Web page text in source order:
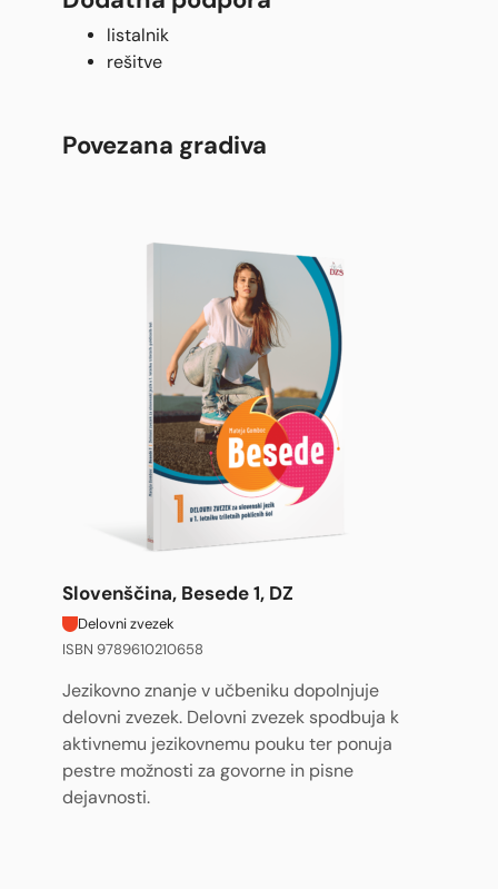
listalnik
rešitve
Povezana gradiva
Slovenščina, Besede 1, DZ
Delovni zvezek
ISBN 9789610210658
Jezikovno znanje v učbeniku dopolnjuje
delovni zvezek. Delovni zvezek spodbuja k
aktivnemu jezikovnemu pouku ter ponuja
pestre možnosti za govorne in pisne
dejavnosti.